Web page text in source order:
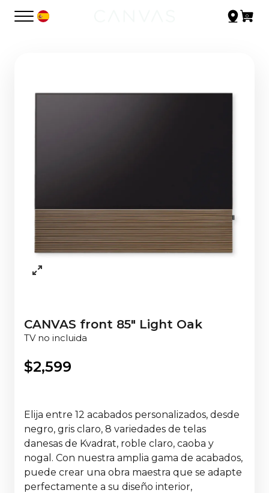
CANVAS front 85" Light Oak
TV no incluida
$2,599
Elija entre 12 acabados personalizados, desde
negro, gris claro, 8 variedades de telas
danesas de Kvadrat, roble claro, caoba y
nogal. Con nuestra amplia gama de acabados,
puede crear una obra maestra que se adapte
perfectamente a su diseño interior,